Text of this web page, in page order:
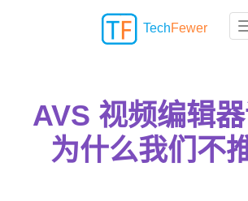
TechFewer
AVS 视频编辑器
为什么我们不